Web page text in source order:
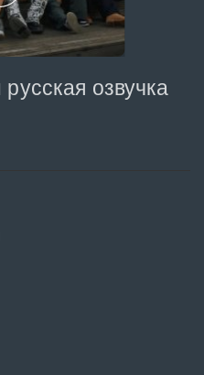
озвучка